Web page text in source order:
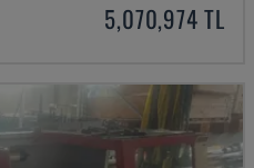
5,070,974 TL